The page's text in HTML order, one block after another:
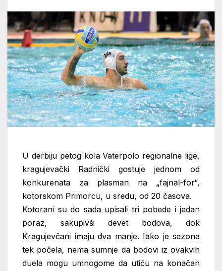
U derbiju petog kola Vaterpolo regionalne lige,
kragujevački Radnički gostuje jednom od
konkurenata za plasman na „fajnal-for“,
kotorskom Primorcu, u sredu, od 20 časova.
Kotorani su do sada upisali tri pobede i jedan
poraz, sakupivši devet bodova, dok
Kragujevčani imaju dva manje. Iako je sezona
tek počela, nema sumnje da bodovi iz ovakvih
duela mogu umnogome da utiču na konačan